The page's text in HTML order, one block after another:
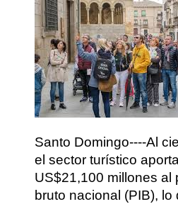
Santo Domingo----Al
el sector turístico
US$21,100 millones al
bruto nacional (PIB), lo